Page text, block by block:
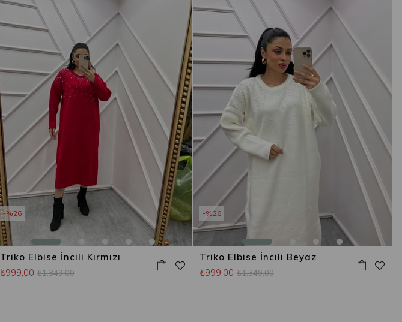
Triko Elbise İncili Kırmızı
₺999,00 ₺1.349,00
%26
Triko Elbise İncili Beyaz
₺999,00 ₺1.349,00
%26